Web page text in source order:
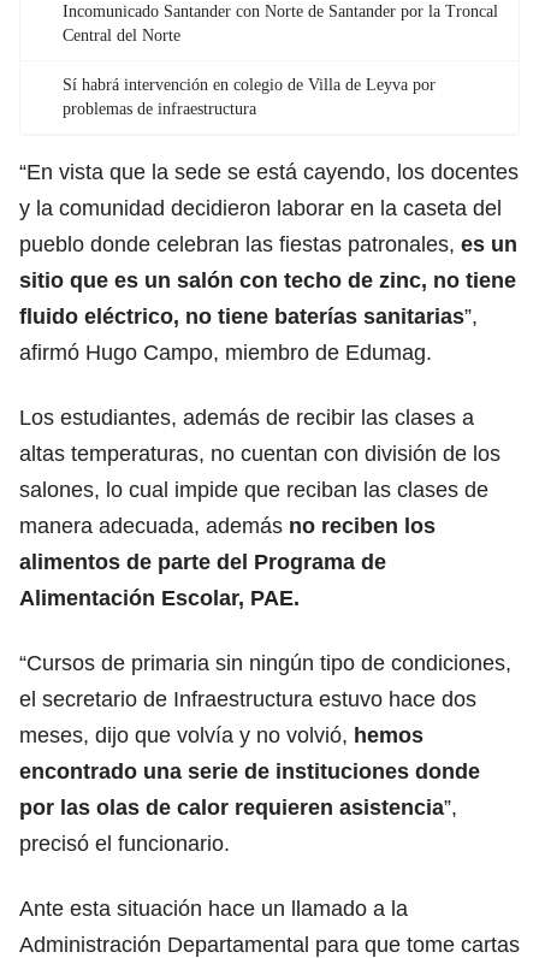
Incomunicado Santander con Norte de Santander por la Troncal
Central del Norte
Sí habrá intervención en colegio de Villa de Leyva por
problemas de infraestructura
“En vista que la sede se está cayendo, los docentes
y la comunidad decidieron laborar en la caseta del
pueblo donde celebran las fiestas patronales, es un
sitio que es un salón con techo de zinc, no tiene
fluido eléctrico, no tiene baterías sanitarias”,
afirmó Hugo Campo, miembro de Edumag.
Los estudiantes, además de recibir las clases a
altas temperaturas, no cuentan con división de los
salones, lo cual impide que reciban las clases de
manera adecuada, además no reciben los
alimentos de parte del Programa de
Alimentación Escolar, PAE.
“Cursos de primaria sin ningún tipo de condiciones,
el secretario de Infraestructura estuvo hace dos
meses, dijo que volvía y no volvió, hemos
encontrado una serie de instituciones donde
por las olas de calor requieren asistencia”,
precisó el funcionario.
Ante esta situación hace un llamado a la
Administración Departamental para que tome cartas